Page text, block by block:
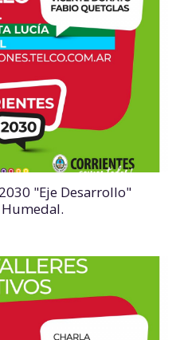
"Eje Desarrollo"
Humedal.